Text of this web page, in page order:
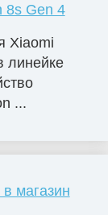
8s Gen 4
Xiaomi
линейке
...
магазин